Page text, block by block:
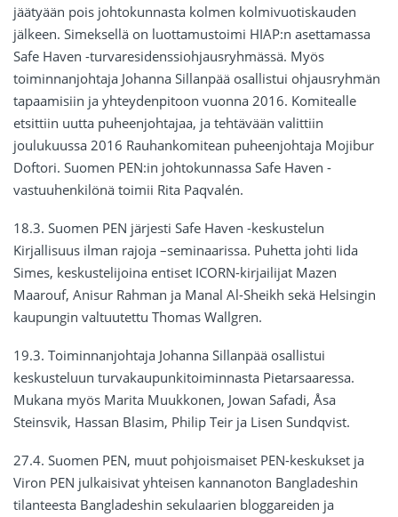
jäätyään pois johtokunnasta kolmen kolmivuotiskauden
jälkeen. Simeksellä on luottamustoimi HIAP:n asettamassa
Safe Haven -turvaresidenssiohjausryhmässä. Myös
toiminnanjohtaja Johanna Sillanpää osallistui ohjausryhmän
tapaamisiin ja yhteydenpitoon vuonna 2016. Komitealle
etsittiin uutta puheenjohtajaa, ja tehtävään valittiin
joulukuussa 2016 Rauhankomitean puheenjohtaja Mojibur
Doftori. Suomen PEN:in johtokunnassa Safe Haven -
vastuuhenkilönä toimii Rita Paqvalén.
18.3. Suomen PEN järjesti Safe Haven -keskustelun
Kirjallisuus ilman rajoja –seminaarissa. Puhetta johti Iida
Simes, keskustelijoina entiset ICORN-kirjailijat Mazen
Maarouf, Anisur Rahman ja Manal Al-Sheikh sekä Helsingin
kaupungin valtuutettu Thomas Wallgren.
19.3. Toiminnanjohtaja Johanna Sillanpää osallistui
keskusteluun turvakaupunkitoiminnasta Pietarsaaressa.
Mukana myös Marita Muukkonen, Jowan Safadi, Åsa
Steinsvik, Hassan Blasim, Philip Teir ja Lisen Sundqvist.
27.4. Suomen PEN, muut pohjoismaiset PEN-keskukset ja
Viron PEN julkaisivat yhteisen kannanoton Bangladeshin
tilanteesta Bangladeshin sekulaarien bloggareiden ja